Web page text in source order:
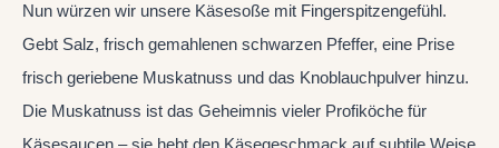
Nun würzen wir unsere Käsesoße mit Fingerspitzengefühl.
Gebt Salz, frisch gemahlenen schwarzen Pfeffer, eine Prise
frisch geriebene Muskatnuss und das Knoblauchpulver hinzu.
Die Muskatnuss ist das Geheimnis vieler Profiköche für